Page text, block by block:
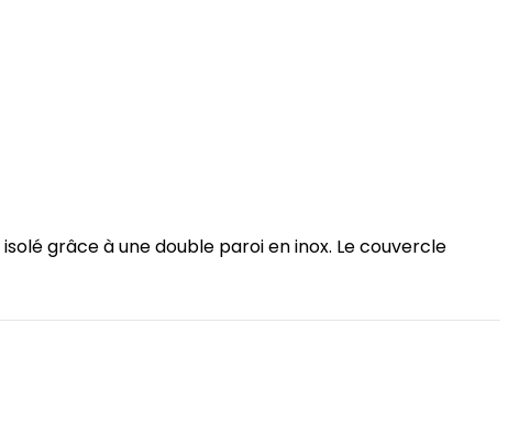
grâce à une double paroi en inox. Le couvercle